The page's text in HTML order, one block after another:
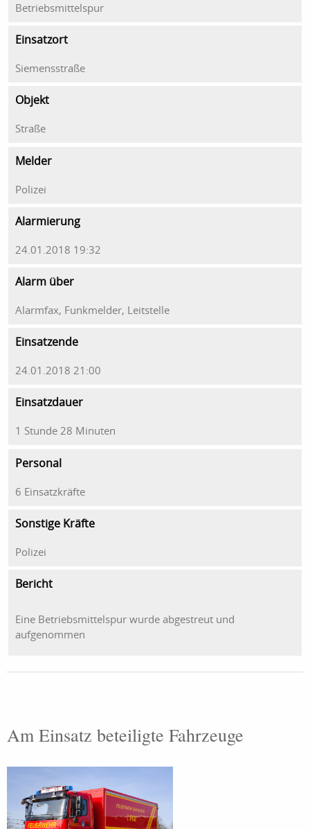
Betriebsmittelspur
Einsatzort
Siemensstraße
Objekt
Straße
Melder
Polizei
Alarmierung
24.01.2018 19:32
Alarm über
Alarmfax, Funkmelder, Leitstelle
Einsatzende
24.01.2018 21:00
Einsatzdauer
1 Stunde 28 Minuten
Personal
6 Einsatzkräfte
Sonstige Kräfte
Polizei
Bericht
Eine Betriebsmittelspur wurde abgestreut und
aufgenommen
Am Einsatz beteiligte Fahrzeuge